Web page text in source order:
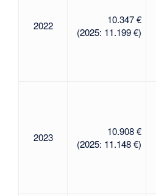
2022
10.347 €
(2025: 11.199 €)
2023
10.908 €
(2025: 11.148 €)